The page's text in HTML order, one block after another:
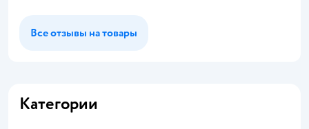
Все отзывы на товары
Категории